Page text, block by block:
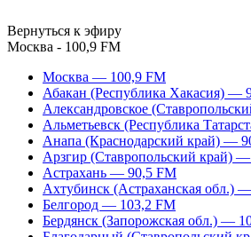
Вернуться к эфиру
Москва - 100,9 FM
Москва — 100,9 FM
Абакан (Республика Хакасия) —
Александровское
Альметьевск (Республика
Анапа (Краснодарский край) —
Арзгир (Ставропольский край)
Астрахань — 90,5 FM
Ахтубинск (Астраханская обл.)
Белгород — 103,2 FM
Бердянск (Запорожская обл.) —